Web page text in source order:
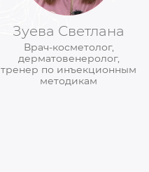
Зуева Светлана
Врач-косметолог,
дерматовенеролог,
тренер по инъекционным
методикам